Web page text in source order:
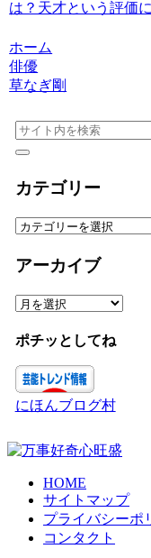
は？天才という評価
ホーム
俳優
草なぎ剛
カテゴリー
カ
ゴ
ー
アーカイブ
ア
カ
ブ
ポチッとしてね
にほんブログ村
HOME
サイトマップ
プライバシーポ
コンタクト